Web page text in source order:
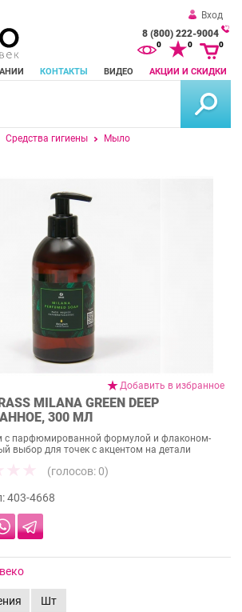
Вход
8 (800) 222-9004
КОНТАКТЫ ВИДЕО АКЦИИ И СКИДКИ
0 0 0
Средства гигиены Мыло
Добавить в избранное
MILANA GREEN DEEP
300 МЛ
с парфюмированной формулой и флаконом-
выбор для точек с акцентом на детали
(голосов: 0)
403-4668
Шт